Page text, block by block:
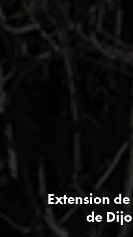
Extension de
de